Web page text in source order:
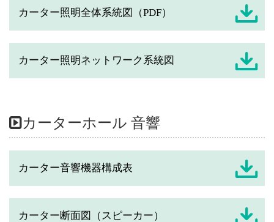
カーター照明全体系統図（PDF）
カーター照明ネットワーク系統図
カーターホール 音響
カーター音響機器構成表
カーター断面図（スピーカー）